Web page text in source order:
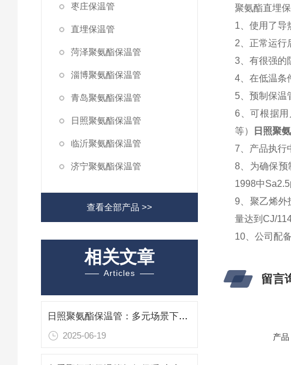
枣庄保温管
直埋保温管
菏泽聚氨酯保温管
淄博聚氨酯保温管
青岛聚氨酯保温管
日照聚氨酯保温管
临沂聚氨酯保温管
济宁聚氨酯保温管
查看全部产品 >>
相关文章
Articles
日照聚氨酯保温管：多元场景下的“保温先锋”
2025-06-19
聚氨酯直埋
1、使用了导
2、正常运行
3、有很强的
4、在低温条
5、预制保温
6、可根据
等）
日照聚
7、产品执行
8、为确保预
1998中
9、聚乙烯外
量达到CJ/
10、公司配
留言
产品